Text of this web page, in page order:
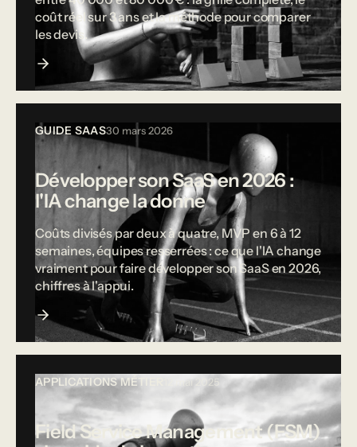
coût réel sur 3 ans et la méthode pour comparer
les devis.
GUIDE SAAS30 mars 2026
Développer son SaaS en 2026 :
l'IA change la donne
Coûts divisés par deux à quatre, MVP en 6 à 12
semaines, équipes resserrées : ce que l'IA change
vraiment pour faire développer son SaaS en 2026,
chiffres à l'appui.
APPLICATIONS MÉTIER 12 mai 2025
Field Service Management (FSM)